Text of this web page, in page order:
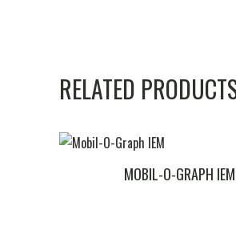
RELATED
MOBIL-O-GRAPH IEM